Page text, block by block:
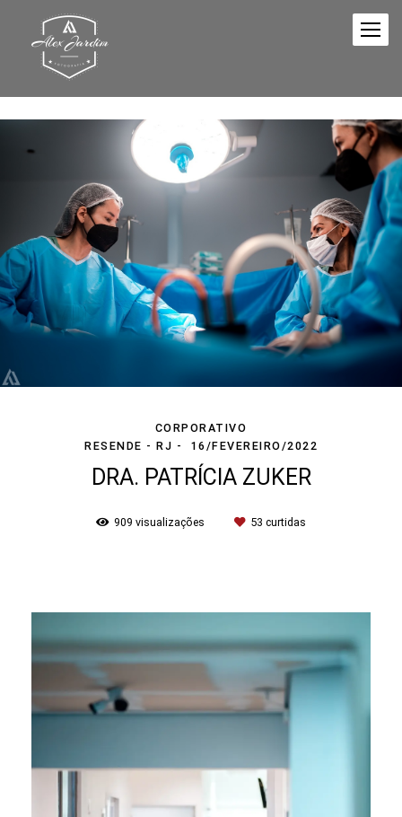
CORPORATIVO
RESENDE - RJ
16/FEVEREIRO/2022
DRA. PATRÍCIA ZUKER
909 visualizações 53 curtidas